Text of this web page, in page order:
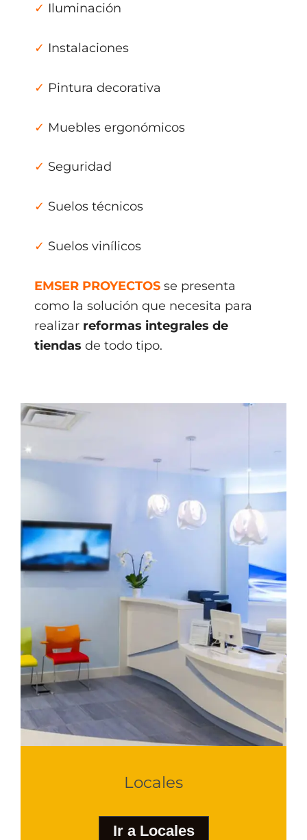
✓ Iluminación
✓ Instalaciones
✓ Pintura decorativa
✓ Muebles ergonómicos
✓ Seguridad
✓ Suelos técnicos
✓ Suelos vinílicos
EMSER PROYECTOS se presenta
como la solución que necesita para
realizar reformas integrales de
tiendas de todo tipo.
Locales
Ir a Locales